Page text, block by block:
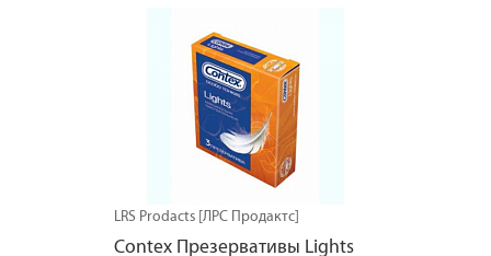
LRS Prodacts [ЛРС Продактс]
Contex Презервативы Lights